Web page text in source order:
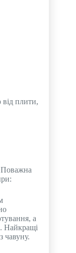
від плити,
Поважна
а
Найкращі
чавуну.